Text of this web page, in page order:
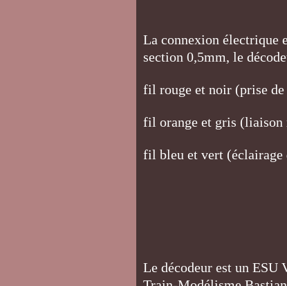
La connexion électrique
section 0,5mm, le
fil rouge et noir (prise
fil orange et gris (liaison
fil bleu et vert (éclairage
Le décodeur est un ESU